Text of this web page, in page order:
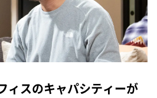
ィスのキャパシティーが